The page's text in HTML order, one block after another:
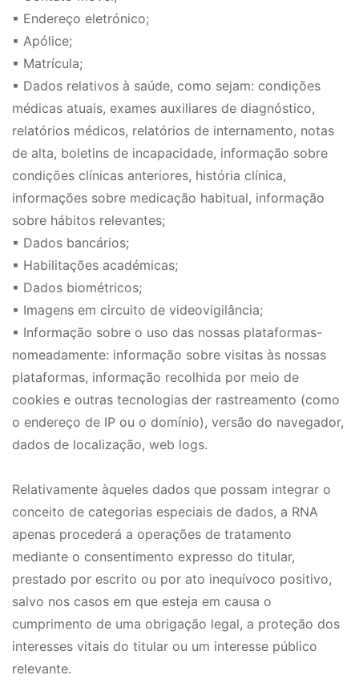
▪ Endereço eletrónico;
▪ Apólice;
▪ Matrícula;
▪ Dados relativos à saúde, como sejam: condições
médicas atuais, exames auxiliares de diagnóstico,
relatórios médicos, relatórios de internamento, notas
de alta, boletins de incapacidade, informação sobre
condições clínicas anteriores, história clínica,
informações sobre medicação habitual, informação
sobre hábitos relevantes;
▪ Dados bancários;
▪ Habilitações académicas;
▪ Dados biométricos;
▪ Imagens em circuito de videovigilância;
▪ Informação sobre o uso das nossas plataformas-
nomeadamente: informação sobre visitas às nossas
plataformas, informação recolhida por meio de
cookies e outras tecnologias der rastreamento (como
o endereço de IP ou o domínio), versão do navegador,
dados de localização, web logs.
Relativamente àqueles dados que possam integrar o
conceito de categorias especiais de dados, a RNA
apenas procederá a operações de tratamento
mediante o consentimento expresso do titular,
prestado por escrito ou por ato inequívoco positivo,
salvo nos casos em que esteja em causa o
cumprimento de uma obrigação legal, a proteção dos
interesses vitais do titular ou um interesse público
relevante.